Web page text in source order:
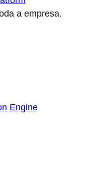
a empresa.
Engine